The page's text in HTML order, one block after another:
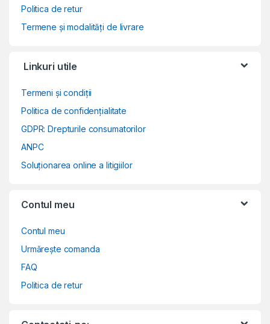
Politica de retur
Termene și modalități de livrare
Linkuri utile
Termeni și condiții
Politica de confidențialitate
GDPR: Drepturile consumatorilor
ANPC
Soluționarea online a litigiilor
Contul meu
Contul meu
Urmărește comanda
FAQ
Politica de retur